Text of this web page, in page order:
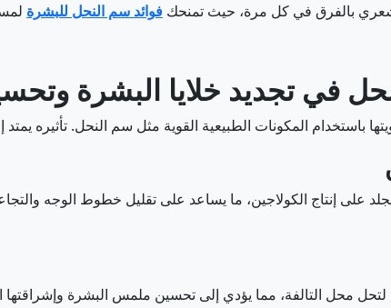
بالفرق في كل مرة، حيث تمنحك فوائد سم النحل للبشرة
في تجديد خلايا البشرة
باستخدام المكونات الطبيعية القوية مثل سم النحل. تأثيره
على إنتاج الكولاجين، ما يساعد على تقليل خطوط الوجه
لتحل محل التالفة، مما يؤدي إلى تحسين ملمس البشرة